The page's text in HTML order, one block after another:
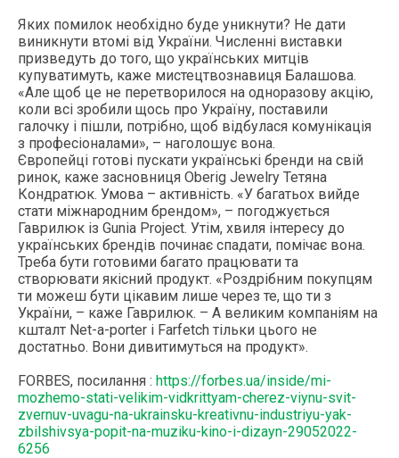
Яких помилок необхідно буде уникнути? Не дати
виникнути втомі від України. Численні виставки
призведуть до того, що українських митців
купуватимуть, каже мистецтвознавиця Балашова.
«Але щоб це не перетворилося на одноразову акцію,
коли всі зробили щось про Україну, поставили
галочку і пішли, потрібно, щоб відбулася комунікація
з професіоналами», – наголошує вона.
Європейці готові пускати українські бренди на свій
ринок, каже засновниця Oberig Jewelry Тетяна
Кондратюк. Умова – активність. «У багатьох вийде
стати міжнародним брендом», – погоджується
Гаврилюк із Gunia Project. Утім, хвиля інтересу до
українських брендів починає спадати, помічає вона.
Треба бути готовими багато працювати та
створювати якісний продукт. «Роздрібним покупцям
ти можеш бути цікавим лише через те, що ти з
України, – каже Гаврилюк. – А великим компаніям на
кшталт Net-a-porter і Farfetch тільки цього не
достатньо. Вони дивитимуться на продукт».
FORBES, посилання : https://forbes.ua/inside/mi-
mozhemo-stati-velikim-vidkrittyam-cherez-viynu-svit-
zvernuv-uvagu-na-ukrainsku-kreativnu-industriyu-yak-
zbilshivsya-popit-na-muziku-kino-i-dizayn-29052022-
6256